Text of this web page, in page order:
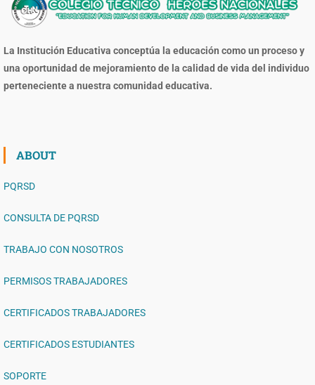
La Institución Educativa conceptúa la educación como un proceso y
una oportunidad de mejoramiento de la calidad de vida del individuo
perteneciente a nuestra comunidad educativa.
ABOUT
PQRSD
CONSULTA DE PQRSD
TRABAJO CON NOSOTROS
PERMISOS TRABAJADORES
CERTIFICADOS TRABAJADORES
CERTIFICADOS ESTUDIANTES
SOPORTE